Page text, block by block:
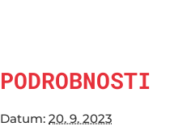
PODROBNOSTI
Datum: 20. 9. 2023